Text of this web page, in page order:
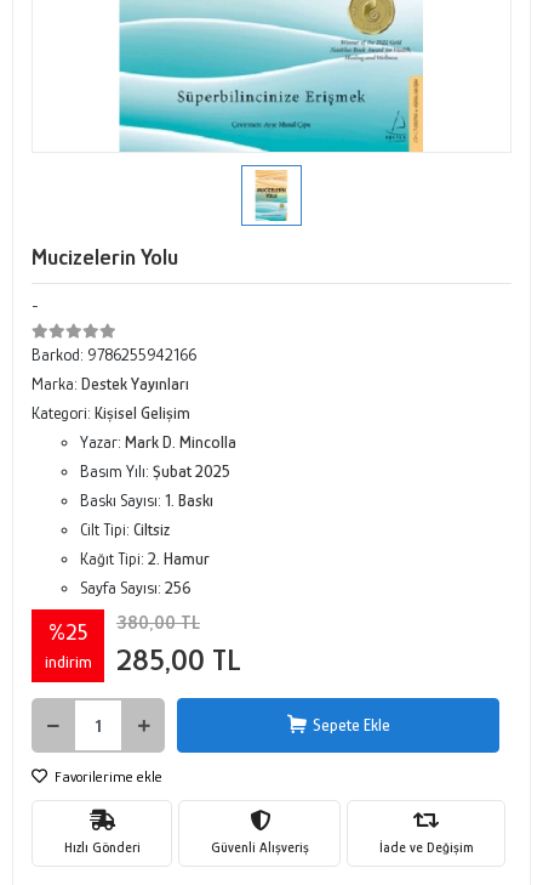
Mucizelerin Yolu
-
Barkod: 9786255942166
Marka: Destek Yayınları
Kategori: Kişisel Gelişim
Yazar: Mark D. Mincolla
Basım Yılı: Şubat 2025
Baskı Sayısı: 1. Baskı
Cilt Tipi: Ciltsiz
Kağıt Tipi: 2. Hamur
Sayfa Sayısı: 256
%25
indirim
380,00 TL
285,00 TL
Sepete Ekle
Favorilerime ekle
Hızlı Gönderi Güvenli Alışveriş İade ve Değişim